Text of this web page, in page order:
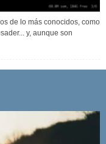
de lo más conocidos, como
y, aunque son